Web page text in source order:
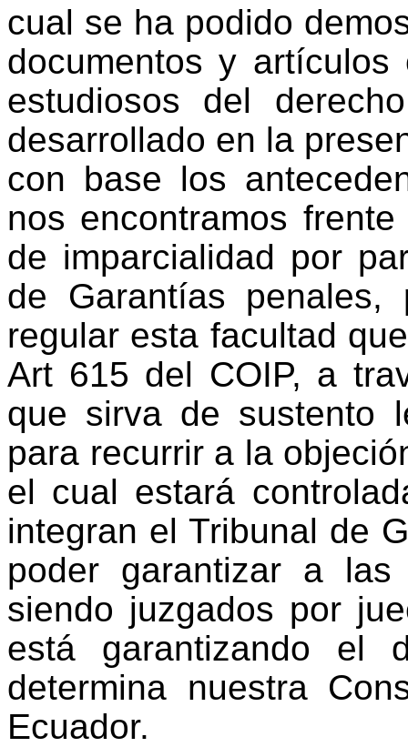
cual se ha podido
documentos y
estudiosos del
desarrollado en la
con base los
nos encontramos
de imparcialidad por
de Garantías
regular esta facultad
Art 615 del COIP, a
que sirva de sustento
para recurrir a la
el cual estará
integran el Tribunal de
poder garantizar a
siendo juzgados por
está garantizando el
determina nuestra
Ecuador.